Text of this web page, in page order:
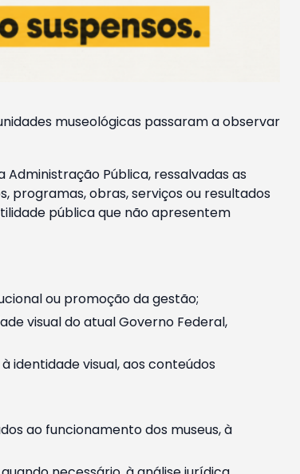
museológicas passaram a observar
Pública, ressalvadas as
programas, obras, serviços ou resultados
pública que não apresentem
ou promoção da gestão;
visual do atual Governo Federal,
identidade visual, aos conteúdos
ao funcionamento dos museus, à